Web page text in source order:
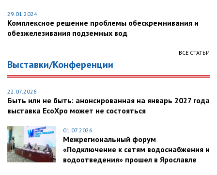
29.01.2024
Комплексное решение проблемы обескремнивания и
обезжелезивания подземных вод
ВСЕ СТАТЬИ
Выставки/Конференции
22.07.2026
Быть или не быть: анонсированная на январь 2027 года
выставка EcoXpo может не состояться
01.07.2026
Межрегиональный форум
«Подключение к сетям водоснабжения и
водоотведения» прошел в Ярославле